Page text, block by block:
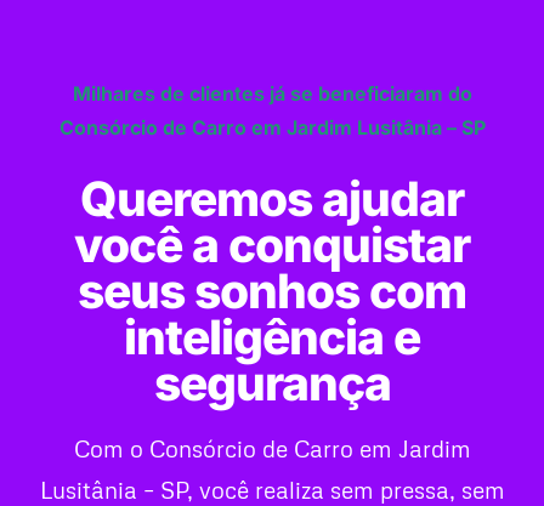
Milhares de clientes já se beneficiaram do
Consórcio de Carro em Jardim Lusitânia – SP
Queremos ajudar
você a conquistar
seus sonhos com
inteligência e
segurança
Com o Consórcio de Carro em Jardim
Lusitânia – SP, você realiza sem pressa, sem